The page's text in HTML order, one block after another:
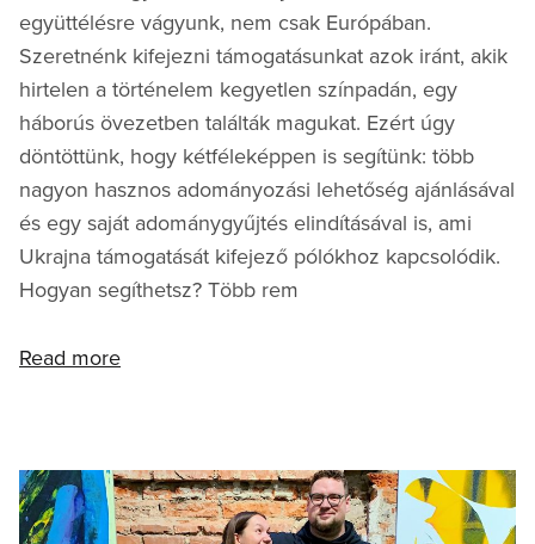
együttélésre vágyunk, nem csak Európában.
Szeretnénk kifejezni támogatásunkat azok iránt, akik
hirtelen a történelem kegyetlen színpadán, egy
háborús övezetben találták magukat. Ezért úgy
döntöttünk, hogy kétféleképpen is segítünk: több
nagyon hasznos adományozási lehetőség ajánlásával
és egy saját adománygyűjtés elindításával is, ami
Ukrajna támogatását kifejező pólókhoz kapcsolódik.
Hogyan segíthetsz? Több rem
Read more